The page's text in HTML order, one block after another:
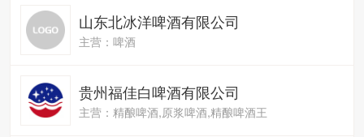
山东北冰洋啤酒有限公司
主营：啤酒
贵州福佳白啤酒有限公司
主营：精酿啤酒,原浆啤酒,精酿啤酒王